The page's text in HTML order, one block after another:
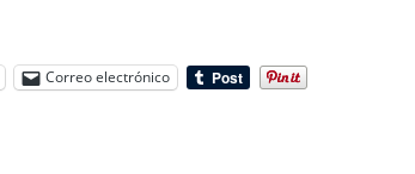
Correo electrónico